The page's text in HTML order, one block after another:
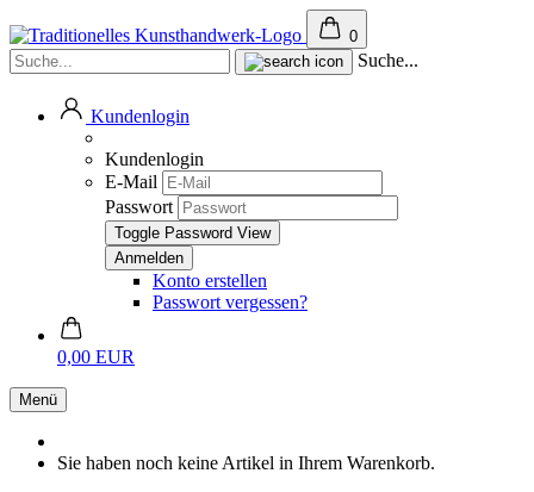
0
Suche...
Kundenlogin
Kundenlogin
E-Mail
Passwort
Toggle Password View
Konto erstellen
Passwort vergessen?
0,00 EUR
Menü
Sie haben noch keine Artikel in Ihrem Warenkorb.